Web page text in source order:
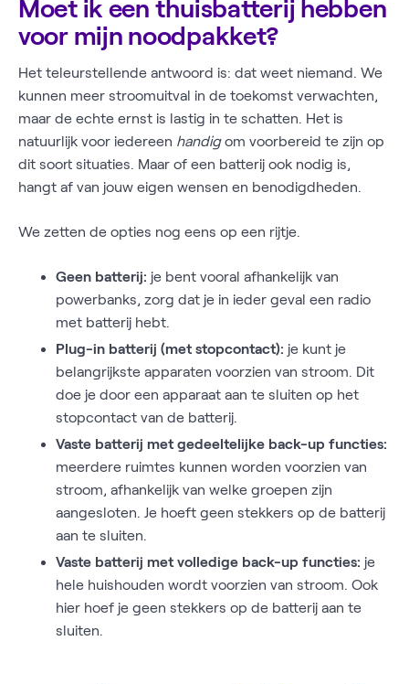
Moet ik een thuisbatterij hebben
voor mijn noodpakket?
Het teleurstellende antwoord is: dat weet niemand. We
kunnen meer stroomuitval in de toekomst verwachten,
maar de echte ernst is lastig in te schatten. Het is
natuurlijk voor iedereen handigom voorbereid te zijn op
dit soort situaties. Maar of een batterij ook nodig is,
hangt af van jouw eigen wensen en benodigdheden.
We zetten de opties nog eens op een rijtje.
Geen batterij: je bent vooral afhankelijk van
powerbanks, zorg dat je in ieder geval een radio
met batterij hebt.
Plug-in batterij (met stopcontact): je kunt je
belangrijkste apparaten voorzien van stroom. Dit
doe je door een apparaat aan te sluiten op het
stopcontact van de batterij.
Vaste batterij met gedeeltelijke back-up functies:
meerdere ruimtes kunnen worden voorzien van
stroom, afhankelijk van welke groepen zijn
aangesloten. Je hoeft geen stekkers op de batterij
aan te sluiten.
Vaste batterij met volledige back-up functies: je
hele huishouden wordt voorzien van stroom. Ook
hier hoef je geen stekkers op de batterij aan te
sluiten.